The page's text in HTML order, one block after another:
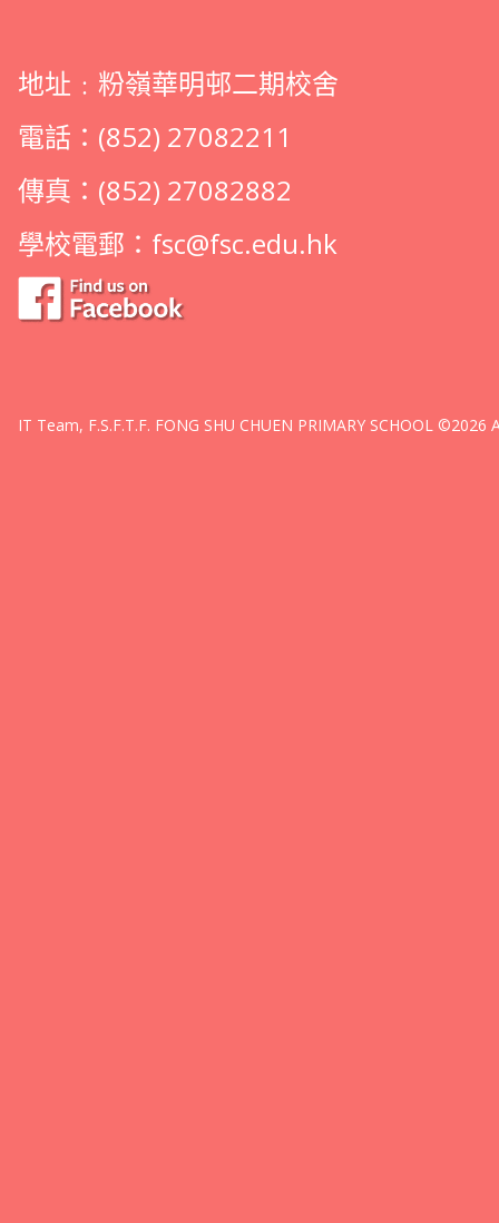
地址﹕粉嶺華明邨二期校舍
電話：(852) 27082211
傳真：(852) 27082882
學校電郵： fsc@fsc.edu.hk
IT Team, F.S.F.T.F. FONG SHU CHUEN PRIMARY SCHOOL ©2026